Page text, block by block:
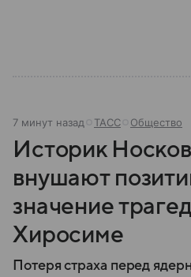
7 минут назад ТАСС Общество
Историк
внушают
значение
Хиросиме
Потеря страха перед